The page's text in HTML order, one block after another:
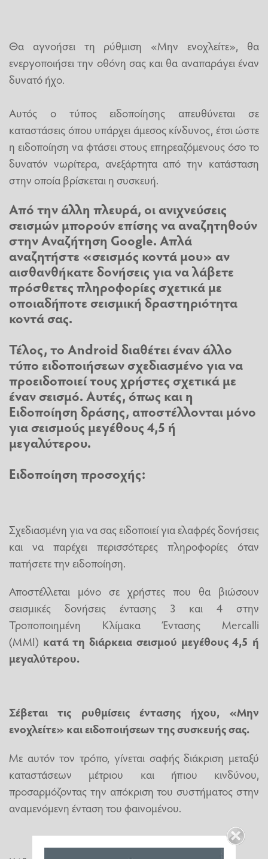
Θα αγνοήσει τη ρύθμιση «Μην ενοχλείτε», θα
ενεργοποιήσει την οθόνη σας και θα αναπαράγει έναν
δυνατό ήχο.
Αυτός ο τύπος ειδοποίησης απευθύνεται σε
καταστάσεις όπου υπάρχει άμεσος κίνδυνος, έτσι ώστε
η ειδοποίηση να φτάσει στους επηρεαζόμενους όσο το
δυνατόν νωρίτερα, ανεξάρτητα από την κατάσταση
στην οποία βρίσκεται η συσκευή.
Από την άλλη πλευρά, οι ανιχνεύσεις
σεισμών μπορούν επίσης να αναζητηθούν
στην Αναζήτηση Google. Απλά
αναζητήστε «σεισμός κοντά μου» αν
αισθανθήκατε δονήσεις για να λάβετε
πρόσθετες πληροφορίες σχετικά με
οποιαδήποτε σεισμική δραστηριότητα
κοντά σας.
Τέλος, το Android διαθέτει έναν άλλο
τύπο ειδοποιήσεων σχεδιασμένο για να
προειδοποιεί τους χρήστες σχετικά με
έναν σεισμό. Αυτές, όπως και η
Ειδοποίηση δράσης, αποστέλλονται μόνο
για σεισμούς μεγέθους 4,5 ή
μεγαλύτερου.
Ειδοποίηση προσοχής:
Σχεδιασμένη για να σας ειδοποιεί για ελαφρές δονήσεις
και να παρέχει περισσότερες πληροφορίες όταν
πατήσετε την ειδοποίηση.
Αποστέλλεται μόνο σε χρήστες που θα βιώσουν
σεισμικές δονήσεις έντασης 3 και 4 στην
Τροποποιημένη Κλίμακα Έντασης Mercalli
(MMI) κατά τη διάρκεια σεισμού μεγέθους 4,5 ή
μεγαλύτερου.
Σέβεται τις ρυθμίσεις έντασης ήχου, «Μην
ενοχλείτε» και ειδοποιήσεων της συσκευής σας.
Με αυτόν τον τρόπο, γίνεται σαφής διάκριση μεταξύ
καταστάσεων μέτριου και ήπιου κινδύνου,
προσαρμόζοντας την απόκριση του συστήματος στην
αναμενόμενη ένταση του φαινομένου.